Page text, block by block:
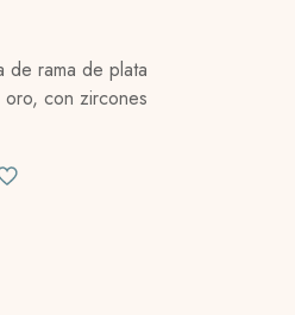
de rama de plata
con zircones